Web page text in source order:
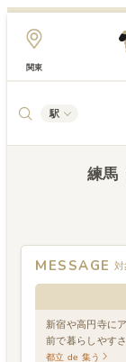
関東
駅
練馬
MESSAGE 対
新宿や高円寺に
前で暮らしやす
都立 de 集う